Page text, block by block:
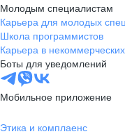
Молодым специалистам
Карьера для молодых
Школа программистов
Карьера в
Боты для уведомлений
Мобильное приложение
Этика и комплаенс